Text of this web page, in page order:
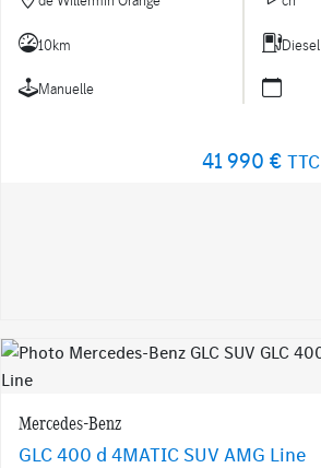
10km Diesel
Manuelle
41 990 € TTC
Mercedes-Benz
GLC 400 d 4MATIC SUV AMG Line